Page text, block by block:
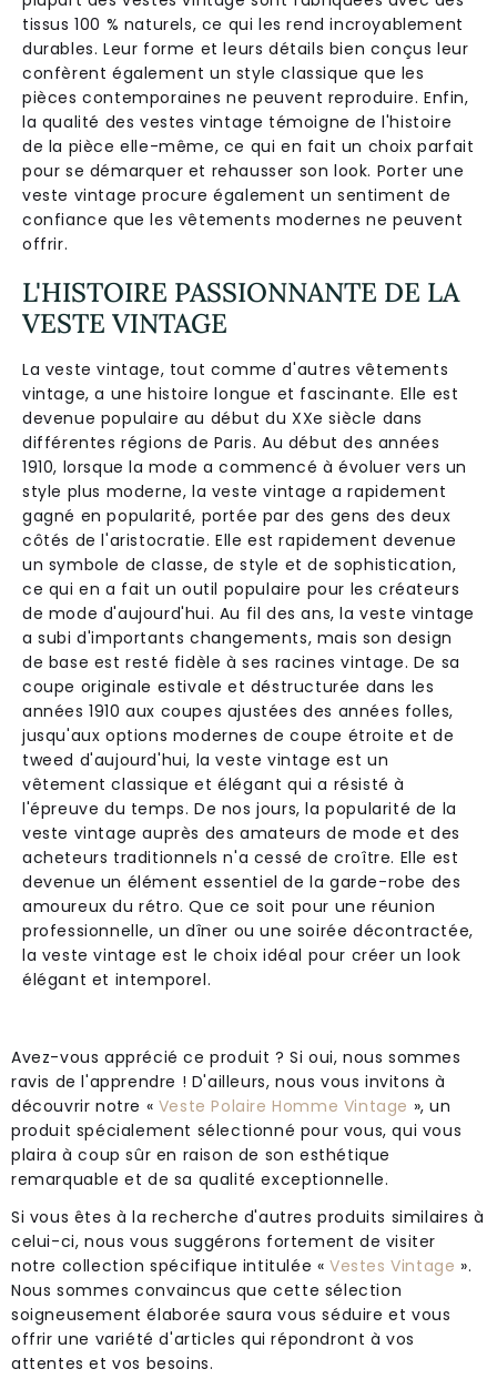
tissus 100 % naturels, ce qui les rend incroyablement
durables. Leur forme et leurs détails bien conçus leur
confèrent également un style classique que les
pièces contemporaines ne peuvent reproduire. Enfin,
la qualité des vestes vintage témoigne de l'histoire
de la pièce elle-même, ce qui en fait un choix parfait
pour se démarquer et rehausser son look. Porter une
veste vintage procure également un sentiment de
confiance que les vêtements modernes ne peuvent
offrir.
L'HISTOIRE PASSIONNANTE DE LA
VESTE VINTAGE
La veste vintage, tout comme d'autres vêtements
vintage, a une histoire longue et fascinante. Elle est
devenue populaire au début du XXe siècle dans
différentes régions de Paris. Au début des années
1910, lorsque la mode a commencé à évoluer vers un
style plus moderne, la veste vintage a rapidement
gagné en popularité, portée par des gens des deux
côtés de l'aristocratie. Elle est rapidement devenue
un symbole de classe, de style et de sophistication,
ce qui en a fait un outil populaire pour les créateurs
de mode d'aujourd'hui. Au fil des ans, la veste vintage
a subi d'importants changements, mais son design
de base est resté fidèle à ses racines vintage. De sa
coupe originale estivale et déstructurée dans les
années 1910 aux coupes ajustées des années folles,
jusqu'aux options modernes de coupe étroite et de
tweed d'aujourd'hui, la veste vintage est un
vêtement classique et élégant qui a résisté à
l'épreuve du temps. De nos jours, la popularité de la
veste vintage auprès des amateurs de mode et des
acheteurs traditionnels n'a cessé de croître. Elle est
devenue un élément essentiel de la garde-robe des
amoureux du rétro. Que ce soit pour une réunion
professionnelle, un dîner ou une soirée décontractée,
la veste vintage est le choix idéal pour créer un look
élégant et intemporel.
Avez-vous apprécié ce produit ? Si oui, nous sommes
ravis de l'apprendre ! D'ailleurs, nous vous invitons à
découvrir notre « Veste Polaire Homme Vintage », un
produit spécialement sélectionné pour vous, qui vous
plaira à coup sûr en raison de son esthétique
remarquable et de sa qualité exceptionnelle.
Si vous êtes à la recherche d'autres produits similaires à
celui-ci, nous vous suggérons fortement de visiter
notre collection spécifique intitulée «Vestes Vintage ».
Nous sommes convaincus que cette sélection
soigneusement élaborée saura vous séduire et vous
offrir une variété d'articles qui répondront à vos
attentes et vos besoins.